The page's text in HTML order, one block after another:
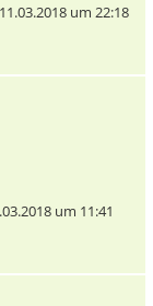
um 22:18
um 11:41